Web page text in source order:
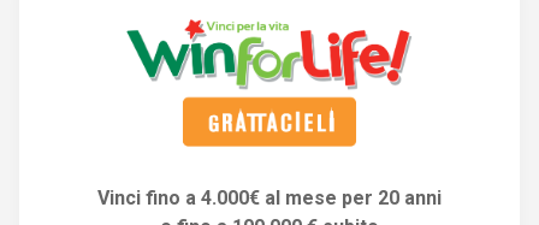
Vinci fino a 4.000€ al mese per 20 anni